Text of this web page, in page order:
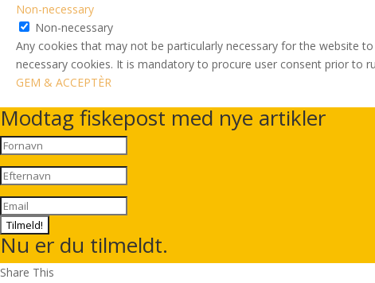
Non-necessary
Non-necessary
Any cookies that may not be particularly necessary for the website
necessary cookies. It is mandatory to procure user consent prior to
GEM & ACCEPTÈR
Modtag fiskepost med nye artikler
Tilmeld!
Nu er du tilmeldt.
Share This